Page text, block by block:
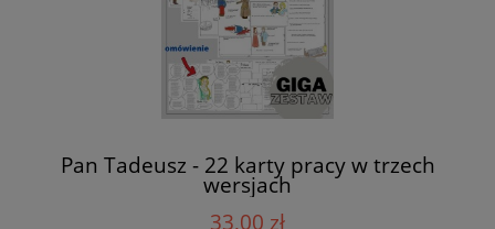
Pan Tadeusz - 22 karty pracy w trzech
wersjach
33,00 zł